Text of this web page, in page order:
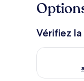
Vérifiez
Vérifier la